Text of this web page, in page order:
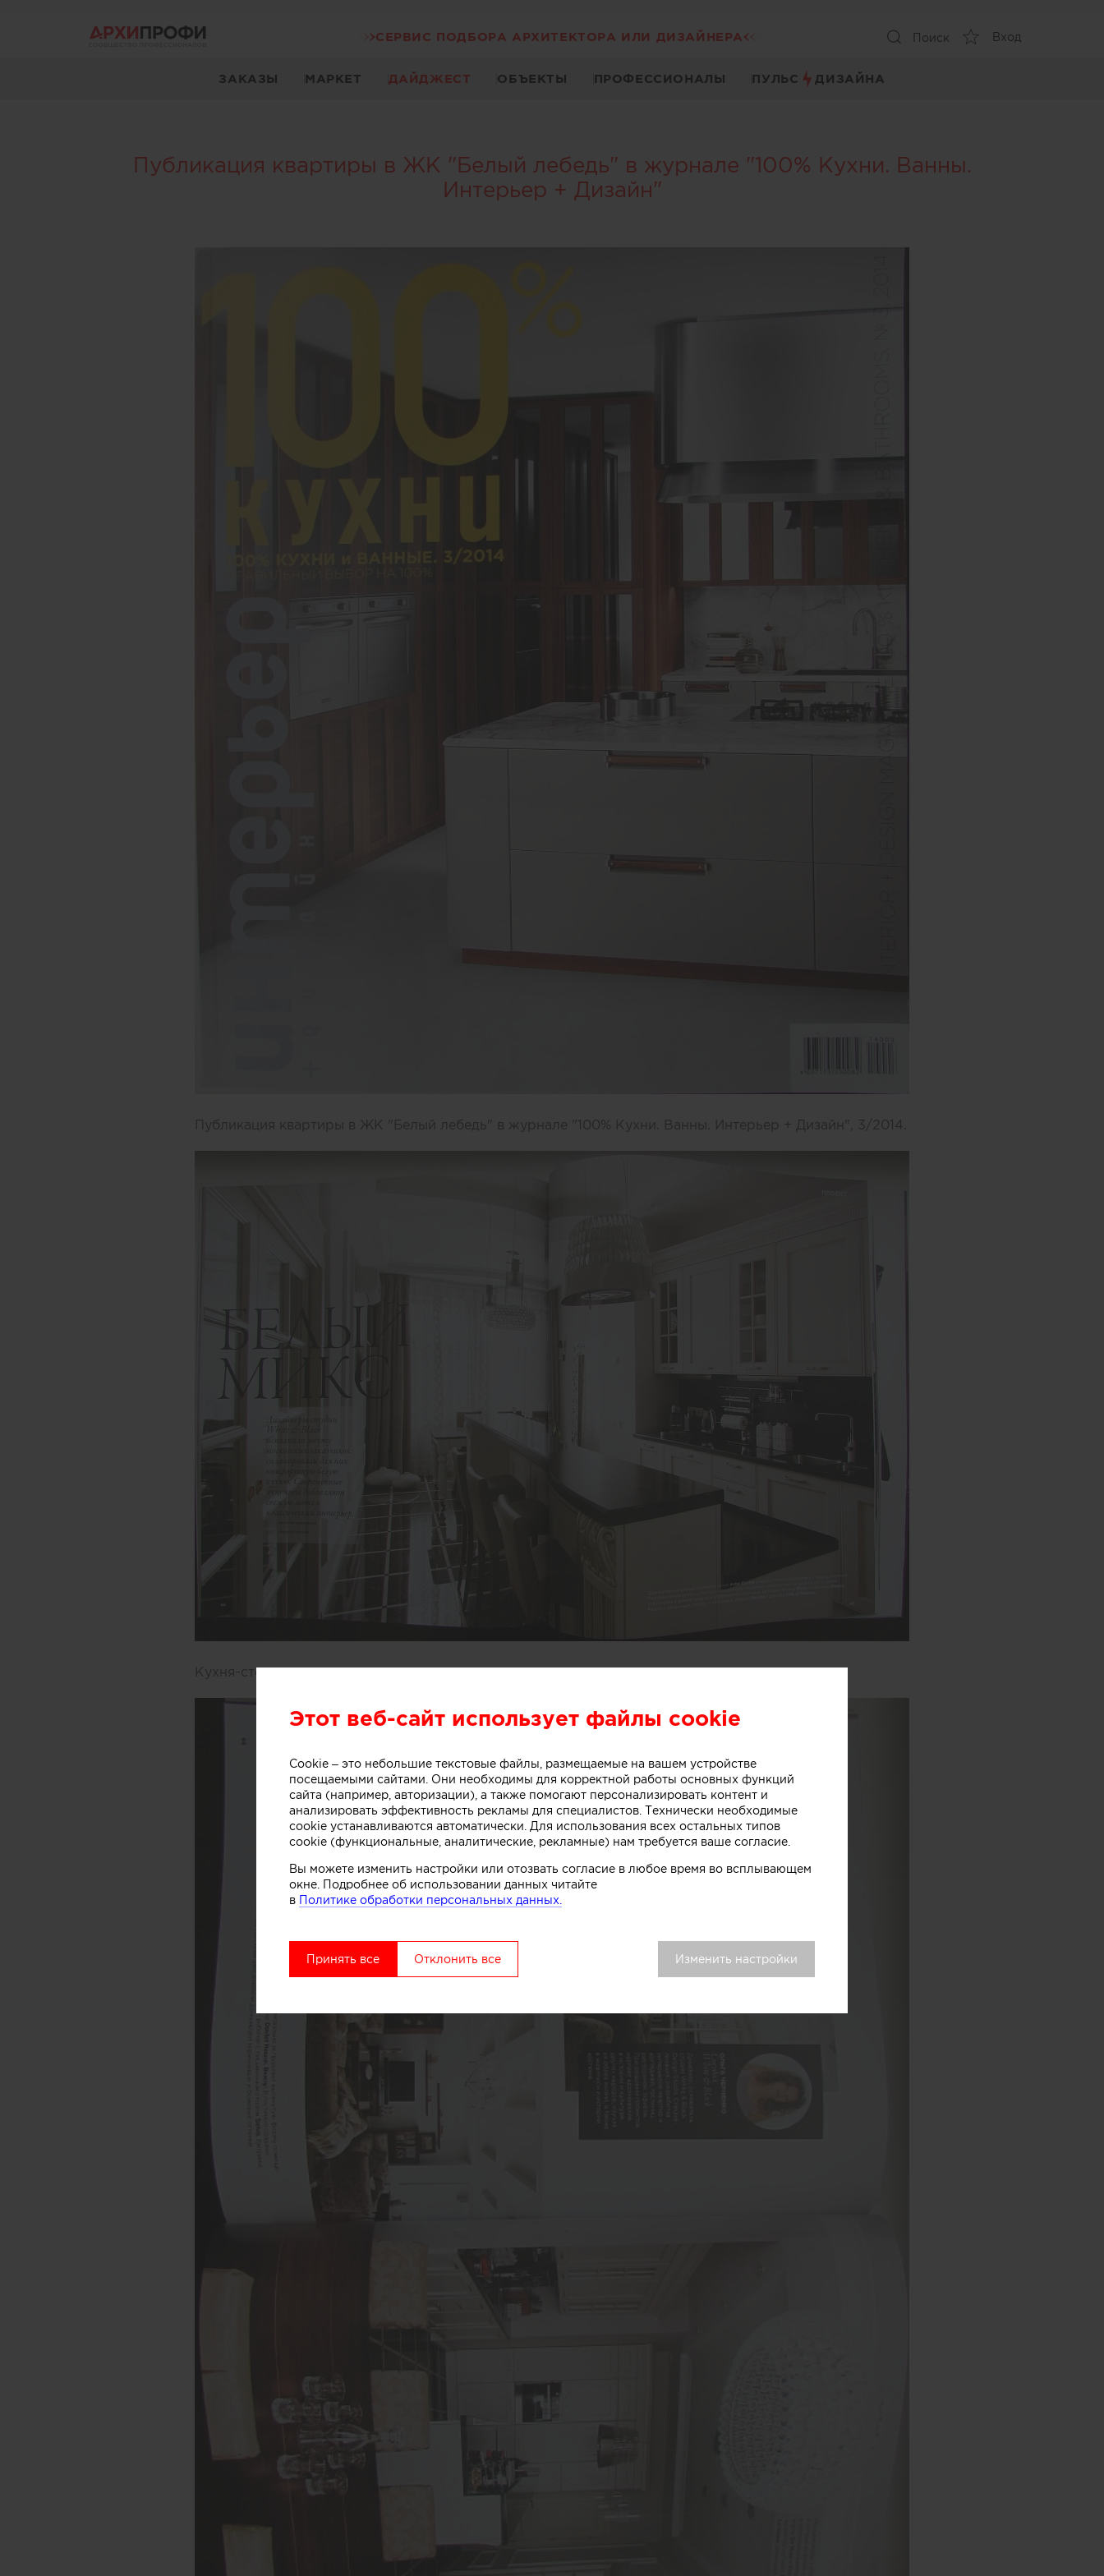
СЕРВИС ПОДБОРА АРХИТЕКТОРА ИЛИ ДИЗАЙНЕРА Поиск Вход
ЗАКАЗЫ МАРКЕТ ДАЙДЖЕСТ ОБЪЕКТЫ ПРОФЕССИОНАЛЫ ПУЛЬС ДИЗАЙНА
Публикация квартиры в ЖК "Белый лебедь" в журнале "100% Кухни. Ванны.
Интерьер + Дизайн"
Публикация квартиры в ЖК "Белый лебедь" в журнале "100% Кухни. Ванны. Интерьер + Дизайн", 3/2014.
Кухня-столовая.
Этот веб-сайт использует файлы cookie
Cookie – это небольшие текстовые файлы, размещаемые на вашем устройстве
посещаемыми сайтами. Они необходимы для корректной работы основных функций
сайта (например, авторизации), а также помогают персонализировать контент и
анализировать эффективность рекламы для специалистов. Технически необходимые
cookie устанавливаются автоматически. Для использования всех остальных типов
cookie (функциональные, аналитические, рекламные) нам требуется ваше согласие.
Вы можете изменить настройки или отозвать согласие в любое время во всплывающем
окне. Подробнее об использовании данных читайте
в Политике обработки персональных данных.
Принять все Отклонить все Изменить настройки